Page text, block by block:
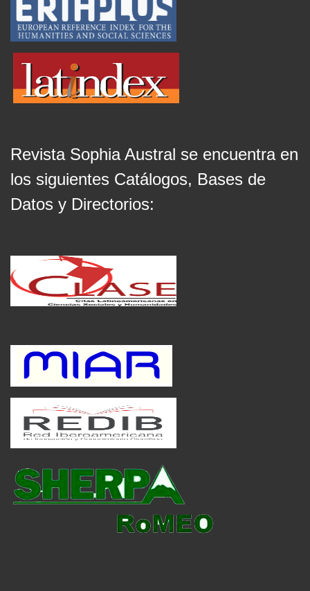
Revista Sophia Austral se encuentra en
los siguientes Catálogos, Bases de
Datos y Directorios: